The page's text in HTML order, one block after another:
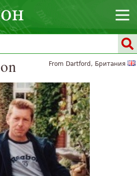
From Dartford, Британия